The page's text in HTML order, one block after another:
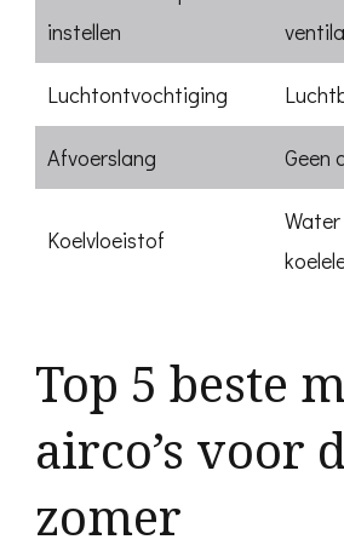
instellen
Luchtontvochtiging
Afvoerslang Geen
Koelvloeistof
Top 5 beste
airco’s voor
zomer